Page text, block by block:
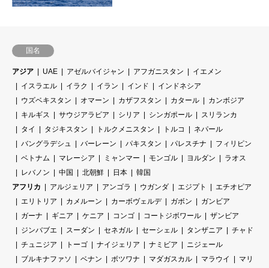
国名
アジア UAE アゼルバイジャン アフガニスタン
イエメン
イスラエル
イラク イラン インド
インドネシア
ウズベキスタン
オマーン カザフスタン カタール
カンボジア
キルギス
サウジアラビア シリア シンガポール
スリランカ
タイ
タジキスタン トルクメニスタン トルコ
ネパール
バングラデシュ
バーレーン パキスタン パレスチナ
フィリピン
ベトナム
マレーシア ミャンマー モンゴル ヨルダン
ラオス
レバノン
中国 北朝鮮 日本
韓国
アフリカ
アルジェリア アンゴラ ウガンダ エジプト
エチオピア
エリトリア
カメルーン カーボヴェルデ ガボン
ガンビア
ガーナ
ギニア ケニア コンゴ コートジボワール
ザンビア
ジンバブエ
スーダン セネガル セーシェル タンザニア
チャド
チュニジア
トーゴ ナイジェリア ナミビア
ニジェール
ブルキナファソ
ベナン ボツワナ マダガスカル マラウイ
マリ